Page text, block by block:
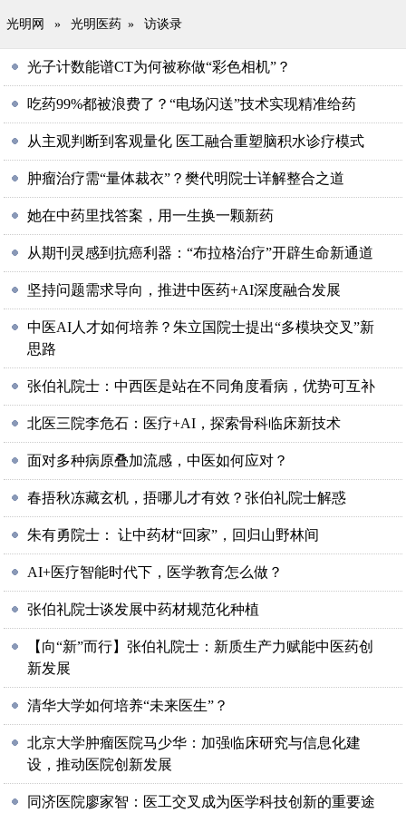
光明网 » 光明医药 » 访谈录
光子计数能谱CT为何被称做“彩色相机”？
吃药99%都被浪费了？“电场闪送”技术实现精准给药
从主观判断到客观量化 医工融合重塑脑积水诊疗模式
肿瘤治疗需“量体裁衣”？樊代明院士详解整合之道
她在中药里找答案，用一生换一颗新药
从期刊灵感到抗癌利器：“布拉格治疗”开辟生命新通道
坚持问题需求导向，推进中医药+AI深度融合发展
中医AI人才如何培养？朱立国院士提出“多模块交叉”新
思路
张伯礼院士：中西医是站在不同角度看病，优势可互补
北医三院李危石：医疗+AI，探索骨科临床新技术
面对多种病原叠加流感，中医如何应对？
春捂秋冻藏玄机，捂哪儿才有效？张伯礼院士解惑
朱有勇院士： 让中药材“回家”，回归山野林间
AI+医疗智能时代下，医学教育怎么做？
张伯礼院士谈发展中药材规范化种植
【向“新”而行】张伯礼院士：新质生产力赋能中医药创
新发展
清华大学如何培养“未来医生”？
北京大学肿瘤医院马少华：加强临床研究与信息化建
设，推动医院创新发展
同济医院廖家智：医工交叉成为医学科技创新的重要途